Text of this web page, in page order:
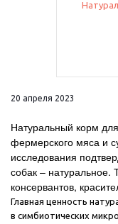
20 апреля 2023
Натуральный корм
фермерского мяса и
исследования
собак – натуральное.
консервантов,
Главная ценность
в симбиотических